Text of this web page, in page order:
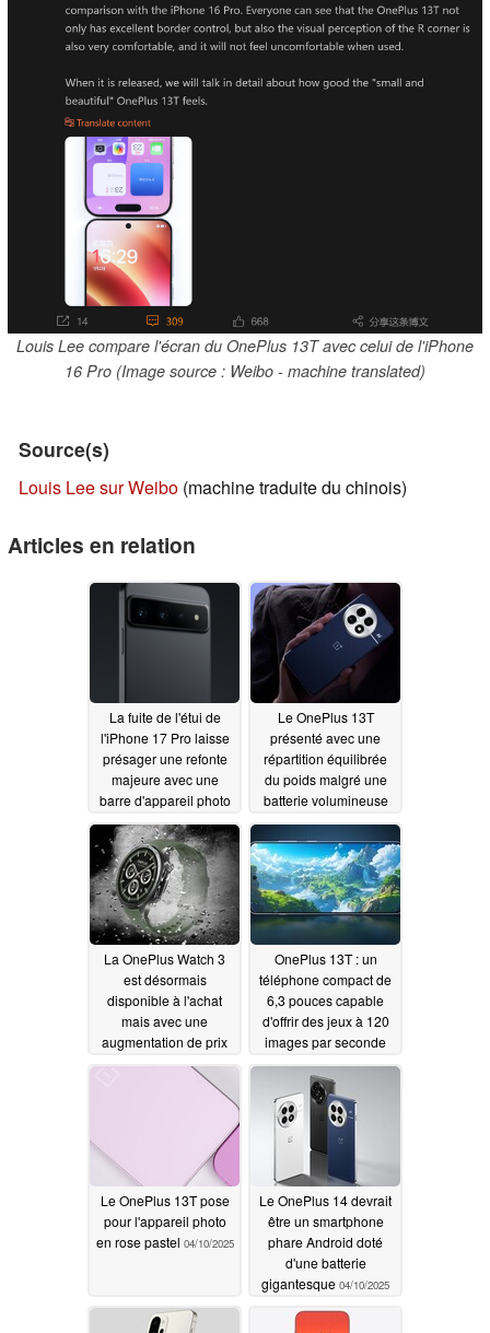
Louis Lee compare l'écran du OnePlus 13T avec celui de l'iPhone
16 Pro (Image source : Weibo - machine translated)
Source(s)
Louis Lee sur Weibo (machine traduite du chinois)
Articles en relation
La fuite de l'étui de
l'iPhone 17 Pro laisse
présager une refonte
majeure avec une
barre d'appareil photo
de type Pixel04/13/2025
Le OnePlus 13T
présenté avec une
répartition équilibrée
du poids malgré une
batterie volumineuse
04/12/2025
La OnePlus Watch 3
est désormais
disponible à l'achat
mais avec une
augmentation de prix
de ~50% aux Etats-
04/11/2025
OnePlus 13T : un
téléphone compact de
6,3 pouces capable
d'offrir des jeux à 120
images par seconde
grâce à une
technologie de pointe
04/11/2025
Le OnePlus 13T pose
pour l'appareil photo
en rose pastel 04/10/2025
Le OnePlus 14 devrait
être un smartphone
phare Android doté
d'une batterie
gigantesque 04/10/2025